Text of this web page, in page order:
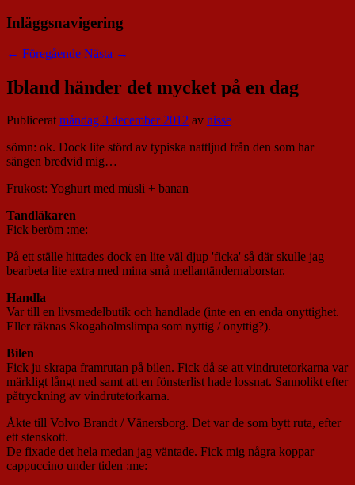
Inläggsnavigering
← Föregående Nästa →
Ibland händer det mycket på en dag
Publiceratmåndag 3 december 2012 av nisse
sömn: ok. Dock lite störd av typiska nattljud från den som har
sängen bredvid mig…
Frukost: Yoghurt med müsli + banan
Tandläkaren
Fick beröm :me:
På ett ställe hittades dock en lite väl djup 'ficka' så där skulle jag
bearbeta lite extra med mina små mellantändernaborstar.
Handla
Var till en livsmedelbutik och handlade (inte en en enda onyttighet.
Eller räknas Skogaholmslimpa som nyttig / onyttig?).
Bilen
Fick ju skrapa framrutan på bilen. Fick då se att vindrutetorkarna var
märkligt långt ned samt att en fönsterlist hade lossnat. Sannolikt efter
påtryckning av vindrutetorkarna.
Åkte till Volvo Brandt / Vänersborg. Det var de som bytt ruta, efter
ett stenskott.
De fixade det hela medan jag väntade. Fick mig några koppar
cappuccino under tiden :me: